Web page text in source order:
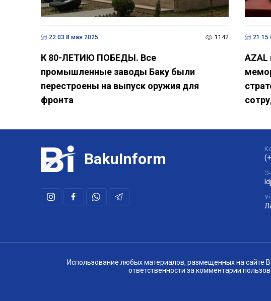
22:03 8 мая 2025 1142
К 80-ЛЕТИЮ ПОБЕДЫ. Все
промышленные заводы Баку были
перестроены на выпуск оружия для
фронта
21:15
AZAL
BakuInform
Использование любых материалов, размещенных на сайте
ответственности за комментарии